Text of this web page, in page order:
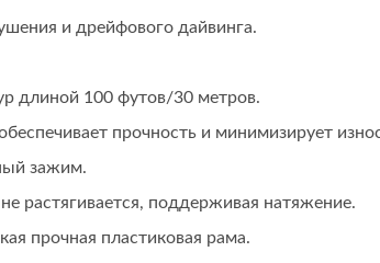
и дрейфового дайвинга.
длиной 100 футов/30 метров.
прочность и минимизирует
зажим.
растягивается, поддерживая натяжение.
прочная пластиковая рама.